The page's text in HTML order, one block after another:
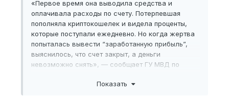
«Первое время она выводила средства и
оплачивала расходы по счету. Потерпевшая
пополняла криптокошелек и видела проценты,
которые поступали ежедневно. Но когда жертва
попыталась вывести “заработанную прибыль”,
выяснилось, что счет закрыт, а деньги
невозможно снять», ― сообщает ГУ МВД по
Показать